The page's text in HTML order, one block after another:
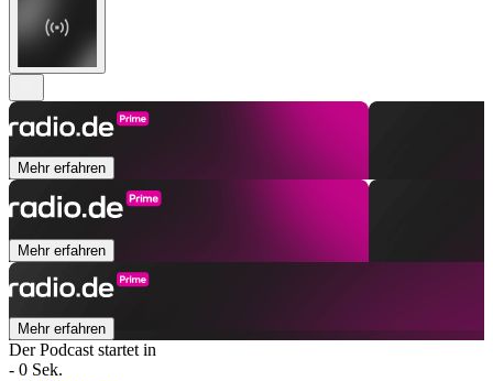
Mehr erfahren
Mehr erfahren
Mehr erfahren
Der Podcast startet in
- 0 Sek.